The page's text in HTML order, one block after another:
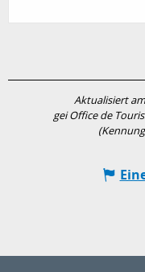
Aktualisiert
gei Office de